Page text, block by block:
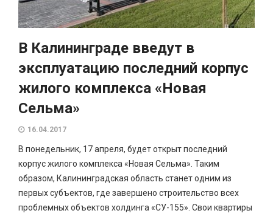
В Калининграде введут в
эксплуатацию последний корпус
жилого комплекса «Новая
Сельма»
16.04.2017
В понедельник, 17 апреля, будет открыт последний
корпус жилого комплекса «Новая Сельма». Таким
образом, Калининградская область станет одним из
первых субъектов, где завершено строительство всех
проблемных объектов холдинга «СУ-155». Свои квартиры